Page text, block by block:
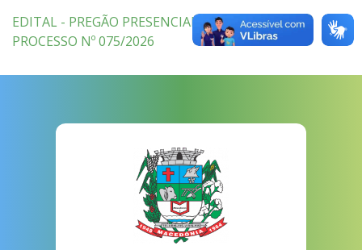
EDITAL - PREGÃO PRESENCIAL Nº 011/2026 -
PROCESSO Nº 075/2026